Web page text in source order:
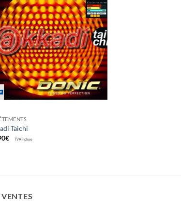
Ajouter
aux
souhaits
Taichi
€ TVA incluse